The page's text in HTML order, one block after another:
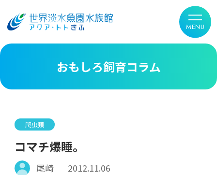
おもしろ飼育コラム
爬虫類
コマチ爆睡。
尾崎 2012.11.06